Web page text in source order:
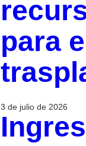
para el
3 de julio de 2026